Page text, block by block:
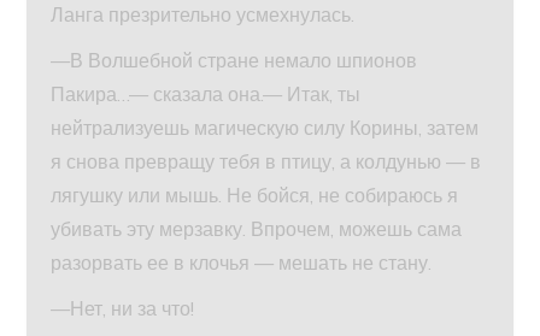
Ланга презрительно усмехнулась.
—В Волшебной стране немало шпионов
Пакира…— сказала она.— Итак, ты
нейтрализуешь магическую силу Корины, затем
я снова превращу тебя в птицу, а колдунью — в
лягушку или мышь. Не бойся, не собираюсь я
убивать эту мерзавку. Впрочем, можешь сама
разорвать ее в клочья — мешать не стану.
—Нет, ни за что!